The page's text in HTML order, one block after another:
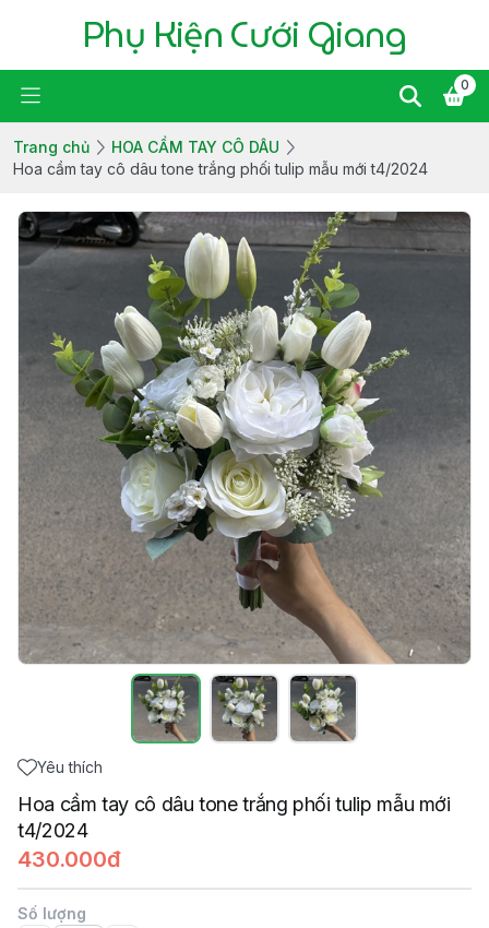
Phụ Kiện Cưới Giang
0
Trang chủ
HOA CẦM TAY CÔ DÂU
Hoa cầm tay cô dâu tone trắng phối tulip mẫu mới t4/2024
Yêu thích
Hoa cầm tay cô dâu tone trắng phối tulip mẫu mới
t4/2024
430.000đ
Số lượng